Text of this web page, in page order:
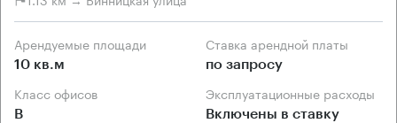
Арендуемые площади
10 кв.м
Ставка арендной платы
по запросу
Класс офисов
B
Эксплуатационные расходы
Включены в ставку